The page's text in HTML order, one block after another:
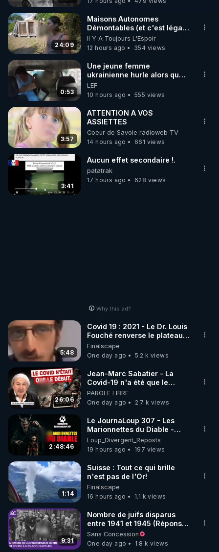
questions que nous nous posons tous.
Vous pouvez regarder les émissions en différé &
les émissions précédentes (y compris toutes les
émissions de l'info en QuestionS), et également
consulter les sources des informations données,
sur nos canaux :
👉 CHLOÉ FRAMMERY
• Site officiel : https://chloeframmery.ch
https://crowdbunker.com/@ChloeFrammery
• Odysee : https://odysee.com/@Chloe_F:b
• Rumble : https://rumble.com/user/ChloeFra
https://www.facebook.com/chloe.fra.9
• Facebook (page publique)
👉 SALIM LAÏBI
• Blog Le libre Penseur :
https://www.lelibrepenseur.org
• Facebook :
https://www.facebook.com/lelibre.penseur.1
• Facebook :
https://www.facebook.com/LeLibrePenseur.org
• Crowdbunker :
https://crowdbunker.com/@leLibrePenseurOrg
• Odysee :
https://odysee.com/@LeLibrePenseur.org:2
• Rumble : https://rumble.com/user/SalimLaibiLLP
• Twitter (X) : https://twitter.com/LLP_Le_Vrai
• Telegram - canal d'info :
https://t.me/Salim_Laibi_LLP
👉 AMÉLIE PAUL
• Tous ses liens : http://ameliepaul.com
• Crowdbunker :
24:09
Maisons Autonomes
Démontables (et c'est légal).
Visite éco village en
Bretagne
Il Y A Toujours L'Espoir
12 hours ago
354 views
0:53
Une jeune femme
ukrainienne hurle alors que
son ptit ami est brutalement
enlevé par milice Zelensky
LEF
10 hours ago
555 views
3:57
ATTENTION A VOS
ASSIETTES
Coeur de Savoie radioweb TV
14 hours ago
661 views
3:41
Aucun effet secondaire !.
patatrak
17 hours ago
628 views
Why this ad?
5:48
Covid 19 : 2021 - Le Dr. Louis
Fouché renverse le plateau
de CNews !
Finalscape
One day ago
5.2 k views
26:06
Jean-Marc Sabatier - La
Covid-19 n'a été que le
début - L'ARNm & l'ARNm-aa
jusqu où auront-t-il ?
PAROLE LIBRE
One day ago
2.7 k views
2:48:46
Le JournaLoup 307 - Les
Marionnettes du Diable -
Loup Divergent 2026.08.07
Loup_Divergent_Reposts
19 hours ago
197 views
1:14
Suisse : Tout ce qui brille
n'est pas de l'Or!
Finalscape
16 hours ago
1.1 k views
9:31
Nombre de juifs disparus
entre 1941 et 1945 (Réponse
à mes accusateurs)
Sans Concession
One day ago
1.8 k views